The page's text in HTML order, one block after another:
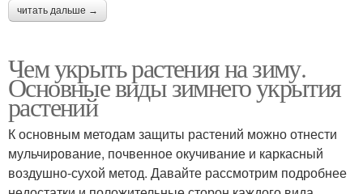
читать дальше →
Чем укрыть растения на зиму.
Основные виды зимнего укрытия
растений
К основным методам защиты растений можно отнести
мульчирование, почвенное окучивание и каркасный
воздушно-сухой метод. Давайте рассмотрим подробнее